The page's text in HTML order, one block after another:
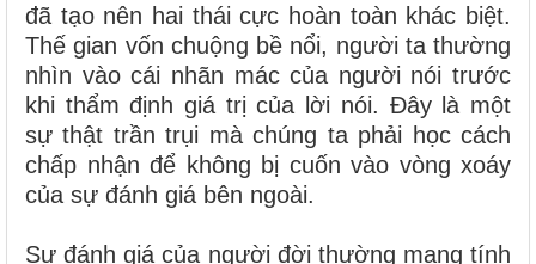
đã tạo nên hai thái cực hoàn toàn khác biệt.
Thế gian vốn chuộng bề nổi, người ta thường
nhìn vào cái nhãn mác của người nói trước
khi thẩm định giá trị của lời nói. Đây là một
sự thật trần trụi mà chúng ta phải học cách
chấp nhận để không bị cuốn vào vòng xoáy
của sự đánh giá bên ngoài.
Sự đánh giá của người đời thường mang tính